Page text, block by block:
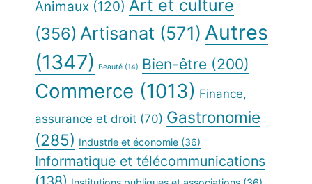
Animaux (120) Art et culture
(356) Artisanat (571) Autres
(1347)
Beauté (14) Bien-être (200)
Commerce (1013) Finance,
assurance et droit (70) Gastronomie
(285) Industrie et économie (36)
Informatique et télécommunications